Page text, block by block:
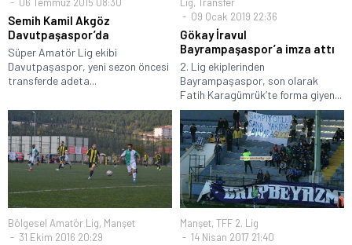
Semih Kamil Akgöz
Davutpaşaspor’da
Süper Amatör Lig ekibi
Davutpaşaspor, yeni sezon öncesi
transferde adeta...
09 Ocak 2019 22:36
Gökay İravul
Bayrampaşaspor’a imza attı
2. Lig ekiplerinden
Bayrampaşaspor, son olarak
Fatih Karagümrük’te forma giyen...
Bölgesel Amatör Lig, Manşet
31 Ekim 2016 20:29
Manşet, TFF 2. Lig
14 Nisan 2017 21:40